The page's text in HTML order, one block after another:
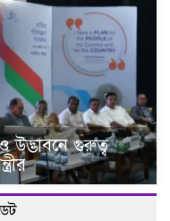
উদ্ভাবনে গুরুত্ব